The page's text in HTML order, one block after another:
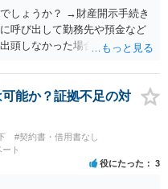
しょうか？ →財産開示手続き
呼び出して勤務先や預金など
頭しなかった場合や虚偽の回
務先を知ることができます。
ですので、ご指摘のような請
わけではありません。そのよ
三者に対する情報取得手続き
能か？証拠不足の対
#契約書・借用書なし
ト
役にたった 3